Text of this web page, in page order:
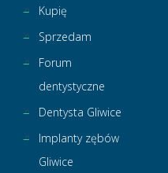
Kupię
Sprzedam
Forum
dentystyczne
Dentysta Gliwice
Implanty zębów
Gliwice